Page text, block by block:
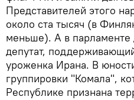
Представителей этого
около ста тысяч (в
меньше). А в парламенте
депутат,
уроженка Ирана. В
группировки "Комала",
Республике признана